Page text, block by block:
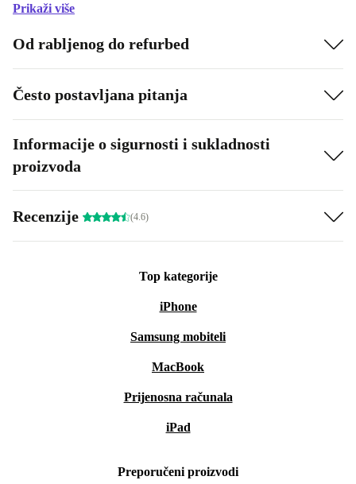
Prikaži više
Od rabljenog do refurbed
Često postavljana pitanja
Informacije o sigurnosti i sukladnosti
proizvoda
Recenzije (4.6)
Top kategorije
iPhone
Samsung mobiteli
MacBook
Prijenosna računala
iPad
Preporučeni proizvodi